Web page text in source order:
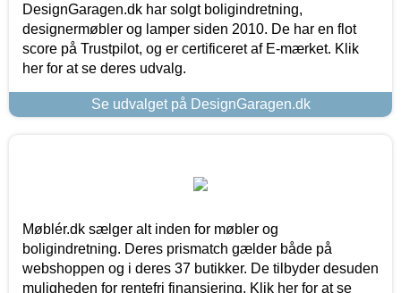
DesignGaragen.dk har solgt boligindretning,
designermøbler og lamper siden 2010. De har en flot
score på Trustpilot, og er certificeret af E-mærket. Klik
her for at se deres udvalg.
Se udvalget på DesignGaragen.dk
Møblér.dk sælger alt inden for møbler og
boligindretning. Deres prismatch gælder både på
webshoppen og i deres 37 butikker. De tilbyder desuden
muligheden for rentefri finansiering. Klik her for at se